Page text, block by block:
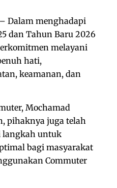
– Dalam menghadapi
dan Tahun Baru 2026
melayani
hati,
keamanan, dan
Mochamad
pihaknya juga telah
langkah untuk
bagi masyarakat
Commuter